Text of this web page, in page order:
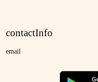
contactInfo
email